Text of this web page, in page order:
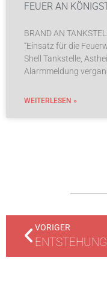
FEUER AN
BRAND AN
“Einsatz für die
Shell Tankstelle,
Alarmmeldung
WEITERLESEN »
VORIGER